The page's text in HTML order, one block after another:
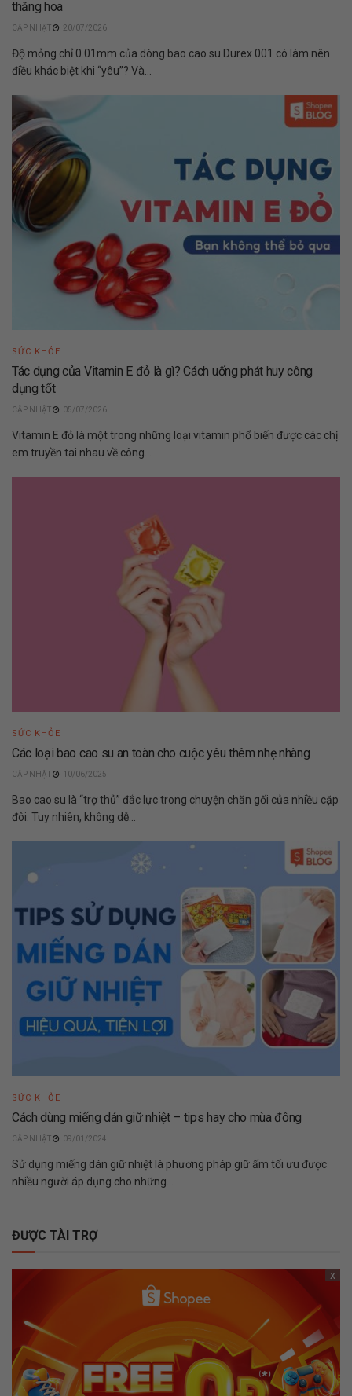
thăng hoa
20/07/2026
Độ mỏng chỉ 0.01mm của dòng bao cao su Durex 001 có làm nên
điều khác biệt khi “yêu”? Và...
SỨC KHỎE
Tác dụng của Vitamin E đỏ là gì? Cách uống phát huy công
dụng tốt
05/07/2026
Vitamin E đỏ là một trong những loại vitamin phổ biến được các chị
em truyền tai nhau về công...
SỨC KHỎE
Các loại bao cao su an toàn cho cuộc yêu thêm nhẹ nhàng
10/06/2025
Bao cao su là “trợ thủ” đắc lực trong chuyện chăn gối của nhiều cặp
đôi. Tuy nhiên, không dễ...
SỨC KHỎE
Cách dùng miếng dán giữ nhiệt – tips hay cho mùa đông
09/01/2024
Sử dụng miếng dán giữ nhiệt là phương pháp giữ ấm tối ưu được
nhiều người áp dụng cho những...
ĐƯỢC TÀI TRỢ
x